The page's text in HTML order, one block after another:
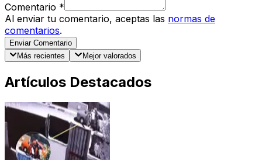
Comentario *
Al enviar tu comentario, aceptas las normas de
comentarios.
Enviar Comentario
Más recientes
Mejor valorados
Artículos Destacados